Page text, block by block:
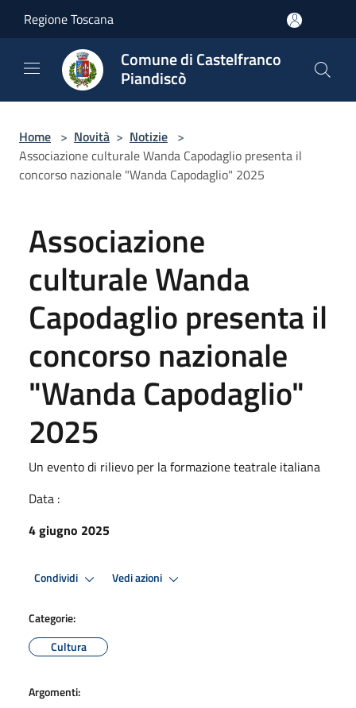
Regione Toscana
Comune di Castelfranco
Piandiscò
Home > Novità > Notizie >
Associazione culturale Wanda Capodaglio presenta il
concorso nazionale "Wanda Capodaglio" 2025
Associazione
culturale Wanda
Capodaglio presenta il
concorso nazionale
"Wanda Capodaglio"
2025
Un evento di rilievo per la formazione teatrale italiana
Data :
4 giugno 2025
Condividi Vedi azioni
Categorie:
Cultura
Argomenti: